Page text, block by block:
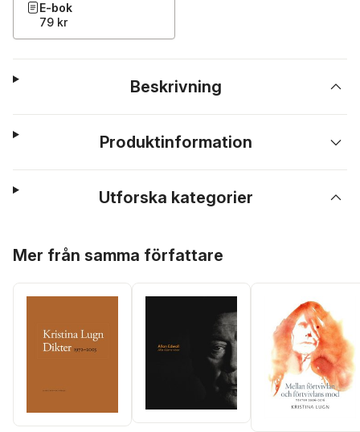
E-bok
79 kr
Beskrivning
Produktinformation
Utforska kategorier
Mer från samma författare